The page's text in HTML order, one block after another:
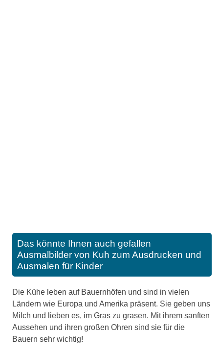
Das könnte Ihnen auch gefallen
Ausmalbilder von Kuh zum Ausdrucken und
Ausmalen für Kinder
Die Kühe leben auf Bauernhöfen und sind in vielen
Ländern wie Europa und Amerika präsent. Sie geben uns
Milch und lieben es, im Gras zu grasen. Mit ihrem sanften
Aussehen und ihren großen Ohren sind sie für die
Bauern sehr wichtig!